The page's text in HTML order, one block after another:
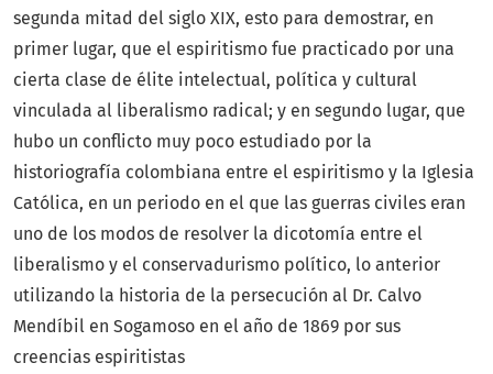
segunda mitad del siglo XIX, esto para demostrar, en
primer lugar, que el espiritismo fue practicado por una
cierta clase de élite intelectual, política y cultural
vinculada al liberalismo radical; y en segundo lugar, que
hubo un conflicto muy poco estudiado por la
historiografía colombiana entre el espiritismo y la Iglesia
Católica, en un periodo en el que las guerras civiles eran
uno de los modos de resolver la dicotomía entre el
liberalismo y el conservadurismo político, lo anterior
utilizando la historia de la persecución al Dr. Calvo
Mendíbil en Sogamoso en el año de 1869 por sus
creencias espiritistas